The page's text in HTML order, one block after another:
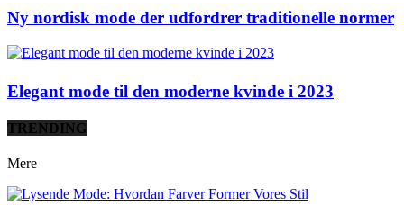
Ny nordisk mode der udfordrer traditionelle normer
Elegant mode til den moderne kvinde i 2023
TRENDING
Mere